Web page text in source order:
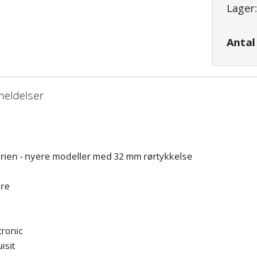
Lager:
Antal
- nyere modeller med 32 mm rørtykkelse